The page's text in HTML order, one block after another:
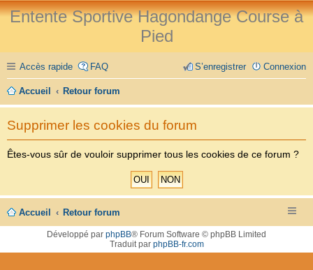
Entente Sportive Hagondange Course à
Pied
Accès rapide FAQ Connexion
S’enregistrer
Accueil Retour forum
Supprimer les cookies du forum
Êtes-vous sûr de vouloir supprimer tous les cookies de ce forum ?
Accueil Retour forum
Développé par phpBB® Forum Software © phpBB Limited
Traduit par phpBB-fr.com